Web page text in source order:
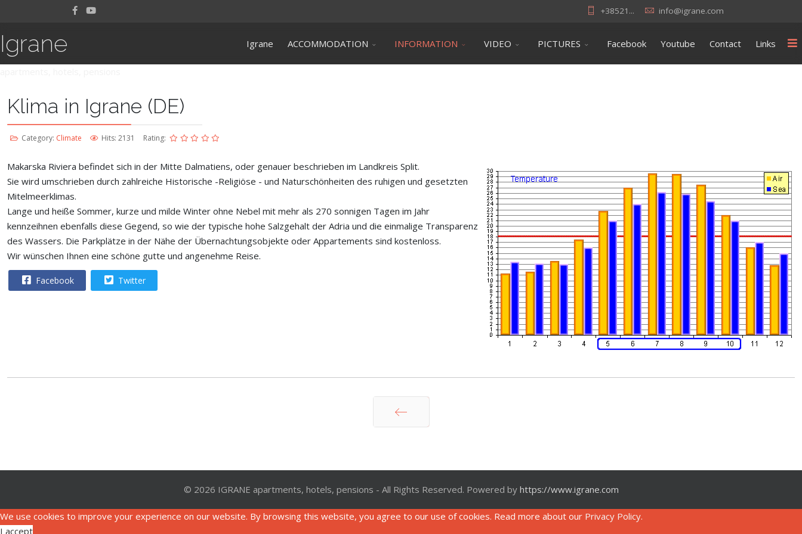
+38521... info@igrane.com
Igrane Igrane ACCOMMODATION INFORMATION VIDEO PICTURES Facebook Youtube Contact Links
Klima in Igrane (DE)
Category: Climate Hits: 2131 Rating:
Makarska Riviera befindet sich in der Mitte Dalmatiens, oder genauer beschrieben im Landkreis Split.
Sie wird umschrieben durch zahlreiche Historische -Religiöse - und Naturschönheiten des ruhigen und gesetzten
Mitelmeerklimas.
Lange und heiße Sommer, kurze und milde Winter ohne Nebel mit mehr als 270 sonnigen Tagen im Jahr
kennzeihnen ebenfalls diese Gegend, so wie der typische hohe Salzgehalt der Adria und die einmalige Transparenz
des Wassers. Die Parkplätze in der Nähe der Übernachtungsobjekte oder Appartements sind kostenloss.
Wir wünschen Ihnen eine schöne gutte und angenehme Reise.
Facebook Twitter
© 2026 IGRANE apartments, hotels, pensions - All Rights Reserved. Powered by https://www.igrane.com
We use cookies to improve your experience on our website. By browsing this website, you agree to our use of cookies. Read more about our Privacy Policy.
I accept